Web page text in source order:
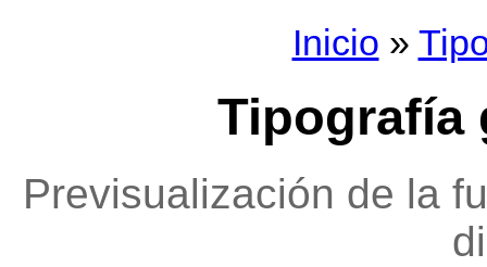
Inicio »
Tipografía
Previsualización de la